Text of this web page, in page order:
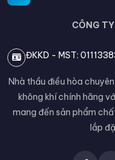
CÔNG
ĐKKD - MST:
Nhà thầu điều hòa
không khí chính hãng
mang đến sản phẩm
lắp